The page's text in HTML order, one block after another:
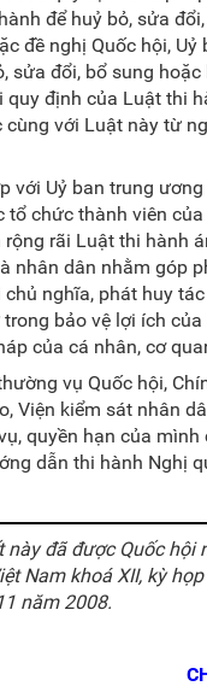
để huỷ bỏ, sửa
đề nghị Quốc hội, Uỷ
sửa đổi, bổ sung
quy định của Luật thi
cùng với Luật này từ
với Uỷ ban trung
tổ chức thành viên
rộng rãi Luật thi hành
nhân dân nhằm góp
chủ nghĩa, phát huy
bảo vệ lợi ích của
của cá nhân, cơ
vụ Quốc hội,
Viện kiểm sát nhân
quyền hạn của mình
dẫn thi hành Nghị
này đã được Quốc hội
Nam khoá XII, kỳ
năm 2008.